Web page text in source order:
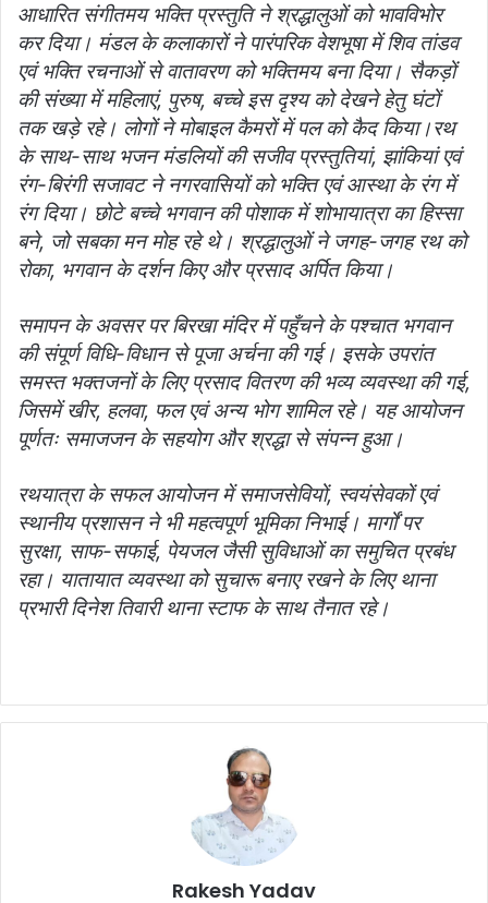
आधारित संगीतमय भक्ति प्रस्तुति ने श्रद्धालुओं को भावविभोर
कर दिया। मंडल के कलाकारों ने पारंपरिक वेशभूषा में शिव तांडव
एवं भक्ति रचनाओं से वातावरण को भक्तिमय बना दिया। सैकड़ों
की संख्या में महिलाएं, पुरुष, बच्चे इस दृश्य को देखने हेतु घंटों
तक खड़े रहे। लोगों ने मोबाइल कैमरों में पल को कैद किया।रथ
के साथ-साथ भजन मंडलियों की सजीव प्रस्तुतियां, झांकियां एवं
रंग-बिरंगी सजावट ने नगरवासियों को भक्ति एवं आस्था के रंग में
रंग दिया। छोटे बच्चे भगवान की पोशाक में शोभायात्रा का हिस्सा
बने, जो सबका मन मोह रहे थे। श्रद्धालुओं ने जगह-जगह रथ को
रोका, भगवान के दर्शन किए और प्रसाद अर्पित किया।
समापन के अवसर पर बिरखा मंदिर में पहुँचने के पश्चात भगवान
की संपूर्ण विधि-विधान से पूजा अर्चना की गई। इसके उपरांत
समस्त भक्तजनों के लिए प्रसाद वितरण की भव्य व्यवस्था की गई,
जिसमें खीर, हलवा, फल एवं अन्य भोग शामिल रहे। यह आयोजन
पूर्णतः समाजजन के सहयोग और श्रद्धा से संपन्न हुआ।
रथयात्रा के सफल आयोजन में समाजसेवियों, स्वयंसेवकों एवं
स्थानीय प्रशासन ने भी महत्वपूर्ण भूमिका निभाई। मार्गों पर
सुरक्षा, साफ-सफाई, पेयजल जैसी सुविधाओं का समुचित प्रबंध
रहा। यातायात व्यवस्था को सुचारू बनाए रखने के लिए थाना
प्रभारी दिनेश तिवारी थाना स्टाफ के साथ तैनात रहे।
Rakesh Yadav